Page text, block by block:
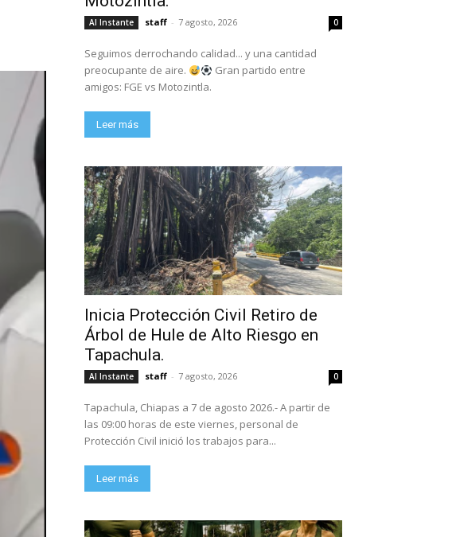
Al Instante staff - 7 agosto, 2026 0
Seguimos derrochando calidad... y una cantidad
preocupante de aire.
Gran partido entre
amigos: FGE vs Motozintla.
Leer más
Inicia Protección Civil Retiro de
Árbol de Hule de Alto Riesgo en
Tapachula.
Al Instante staff - 7 agosto, 2026 0
Tapachula, Chiapas a 7 de agosto 2026.- A partir de
las 09:00 horas de este viernes, personal de
Protección Civil inició los trabajos para...
Leer más